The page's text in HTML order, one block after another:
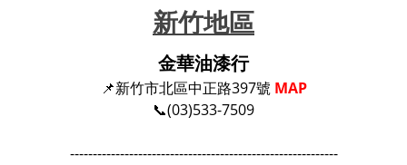
新竹地區
金華油漆行
📌新竹市北區中正路397號 MAP
📞(03)533-7509
-----------------------------------------------------------